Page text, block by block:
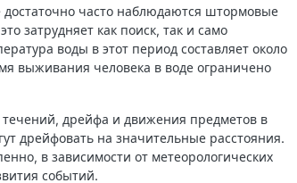
часто наблюдаются штормовые
затрудняет как поиск, так и само
воды в этот период составляет около
выживания человека в воде ограничено
дрейфа и движения предметов в
дрейфовать на значительные расстояния.
в зависимости от метеорологических
событий.